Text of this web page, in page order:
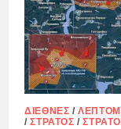
ΔΙΕΘΝΈΣ /
/ΣΤΡΑΤΌΣ /